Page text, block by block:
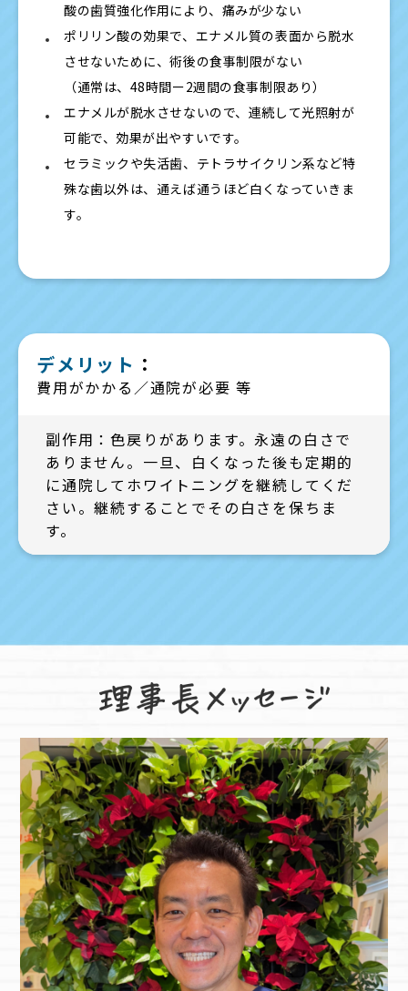
酸の歯質強化作用により、痛みが少ない
ポリリン酸の効果で、エナメル質の表面から脱水
させないために、術後の食事制限がない
（通常は、48時間ー2週間の食事制限あり）
エナメルが脱水させないので、連続して光照射が
可能で、効果が出やすいです。
セラミックや失活歯、テトラサイクリン系など特
殊な歯以外は、通えば通うほど白くなっていきま
す。
デメリット ：
費用がかかる／通院が必要 等
副作用：色戻りがあります。永遠の白さで
ありません。一旦、白くなった後も定期的
に通院してホワイトニングを継続してくだ
さい。継続することでその白さを保ちま
す。